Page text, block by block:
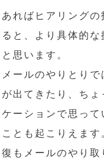
ればヒアリングの
と、より具体的な
思います。
ールのやりとりで
出てきたり、ちょ
ーションで思って
とも起こりえます
もメールのやり取